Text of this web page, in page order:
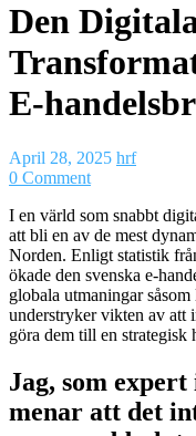
Den
E-
April 28, 2025 hrf
0 Comment
I en värld som snabbt
att bli en av de mest
Norden. Enligt statistik
ökade den svenska e-
globala utmaningar
understryker vikten av att
göra dem till en
Jag, som
menar att det